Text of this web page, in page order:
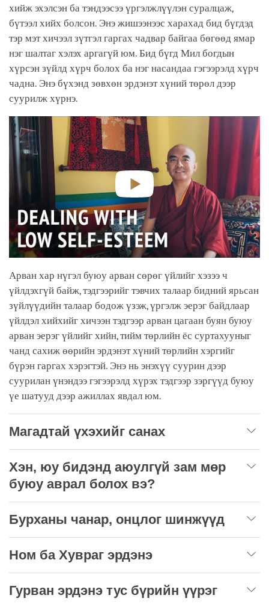
хийж эхэлсэн ба тэндээсээ үргэлжлүүлэн суралцаж,
бүтээл хийх болсон. Энэ жишээнээс харахад бид бүгдэд
тэр мэт хичээл зүтгэл гаргах чадвар байгаа бөгөөд ямар
нэг шалтаг хэлэх аргагүй юм. Бид бүгд Мил богдын
хүрсэн зүйлд хүрч болох ба нэг насандаа гэгээрэлд хүрч
чадна. Энэ бүхэнд зөвхөн эрдэнэт хүний төрөл дээр
суурилж хүрнэ.
Арван хар нүгэл буюу арван сөрөг үйлийг хэзээ ч
үйлдэхгүй байж, тэдгээрийг тэвчих талаар бидний ярьсан
зүйлүүдийн талаар бодож үзэж, үргэлж эерэг байдлаар
үйлдэл хийхийг хичээн тэдгээр арван цагаан буян буюу
арван эерэг үйлийг хийн, тийм төрлийн ёс суртахууныг
чанд сахиж өөрийн эрдэнэт хүний төрлийн хэргийг
бүрэн гаргах хэрэгтэй. Энэ нь энэхүү суурин дээр
суурилан үнэндээ гэгээрэлд хүрэх тэдгээр зэргүүд буюу
үе шатууд дээр ажиллах явдал юм.
Магадтай үхэхийг санах
Хэн, юу бидэнд аюулгүй зам мөр
буюу аврал болох вэ?
Бурханы чанар, онцлог шинжүүд
Ном ба Хувраг эрдэнэ
Гурван эрдэнэ тус бүрийн үүрэг